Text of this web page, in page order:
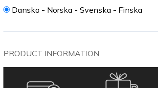
Danska - Norska - Svenska - Finska
PRODUCT INFORMATION